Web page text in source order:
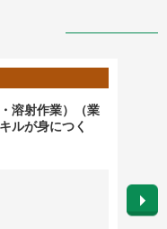
溶射作業）（業
ルが身につく
勤務
全国
※地